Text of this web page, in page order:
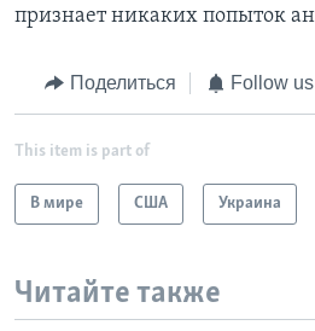
признает никаких попыток
Поделиться Follow us
This item is part of
В мире США Украина
Читайте также